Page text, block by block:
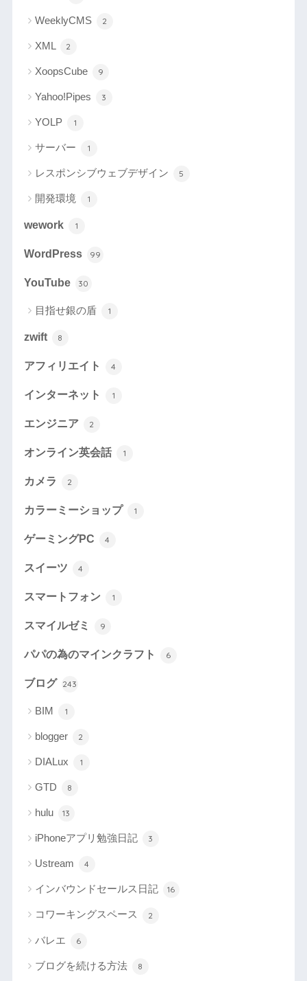
WeeklyCMS 2
XML 2
XoopsCube 9
Yahoo!Pipes 3
YOLP 1
サーバー 1
レスポンシブウェブデザイン 5
開発環境 1
wework 1
WordPress 99
YouTube 30
目指せ銀の盾 1
zwift 8
アフィリエイト 4
インターネット 1
エンジニア 2
オンライン英会話 1
カメラ 2
カラーミーショップ 1
ゲーミングPC 4
スイーツ 4
スマートフォン 1
スマイルゼミ 9
パパの為のマインクラフト 6
ブログ 243
BIM 1
blogger 2
DIALux 1
GTD 8
hulu 13
iPhoneアプリ勉強日記 3
Ustream 4
インバウンドセールス日記 16
コワーキングスペース 2
バレエ 6
ブログを続ける方法 8